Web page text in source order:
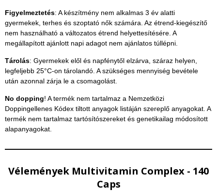
Figyelmeztetés: A készítmény nem alkalmas 3 év alatti
gyermekek, terhes és szoptató nők számára. Az étrend-kiegészítő
nem használható a változatos étrend helyettesítésére. A
megállapított ajánlott napi adagot nem ajánlatos túllépni.
Tárolás: Gyermekek elől és napfénytől elzárva, száraz helyen,
legfeljebb 25°C-on tárolandó. A szükséges mennyiség bevétele
után azonnal zárja le a csomagolást.
No dopping! A termék nem tartalmaz a Nemzetközi
Doppingellenes Kódex tiltott anyagok listáján szereplő anyagokat. A
termék nem tartalmaz tartósítószereket és genetikailag módosított
alapanyagokat.
Vélemények Multivitamin Complex - 140
Caps